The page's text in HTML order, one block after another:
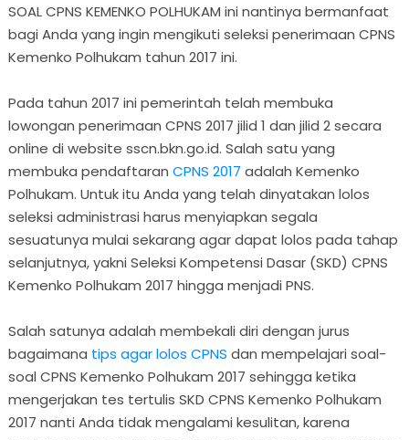
SOAL CPNS KEMENKO POLHUKAM ini nantinya bermanfaat
bagi Anda yang ingin mengikuti seleksi penerimaan CPNS
Kemenko Polhukam tahun 2017 ini.
Pada tahun 2017 ini pemerintah telah membuka
lowongan penerimaan CPNS 2017 jilid 1 dan jilid 2 secara
online di website sscn.bkn.go.id. Salah satu yang
membuka pendaftaran CPNS 2017 adalah Kemenko
Polhukam. Untuk itu Anda yang telah dinyatakan lolos
seleksi administrasi harus menyiapkan segala
sesuatunya mulai sekarang agar dapat lolos pada tahap
selanjutnya, yakni Seleksi Kompetensi Dasar (SKD) CPNS
Kemenko Polhukam 2017 hingga menjadi PNS.
Salah satunya adalah membekali diri dengan jurus
bagaimana tips agar lolos CPNS dan mempelajari soal-
soal CPNS Kemenko Polhukam 2017 sehingga ketika
mengerjakan tes tertulis SKD CPNS Kemenko Polhukam
2017 nanti Anda tidak mengalami kesulitan, karena